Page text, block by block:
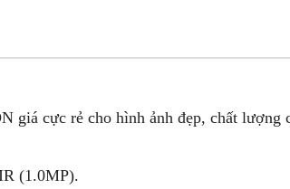
giá cực rẻ cho hình ảnh đẹp, chất lượng
(1.0MP).